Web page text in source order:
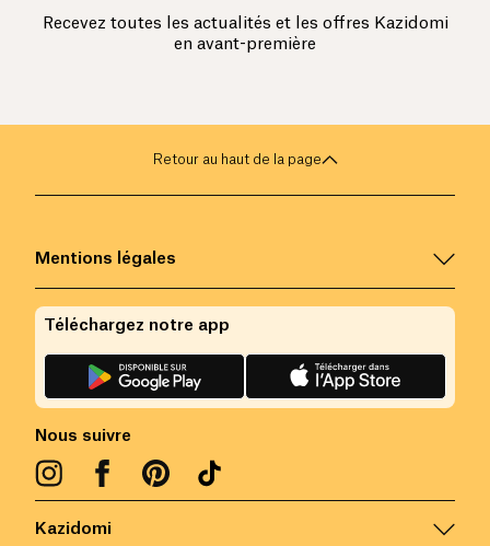
Recevez toutes les actualités et les offres Kazidomi
en avant-première
Retour au haut de la page
Kazidomi
Mentions légales
Nous suivre
Téléchargez notre app